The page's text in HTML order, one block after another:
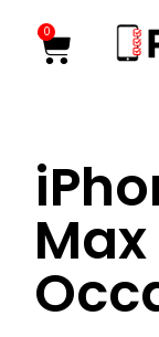
contenu
0 Cart